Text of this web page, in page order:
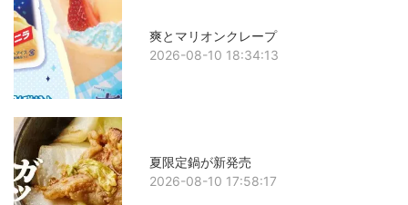
爽とマリオンクレープ
2026-08-10 18:34:13
夏限定鍋が新発売
2026-08-10 17:58:17